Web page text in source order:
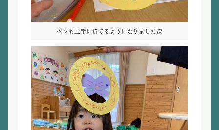
ペンも上手に持てるようになりました👏